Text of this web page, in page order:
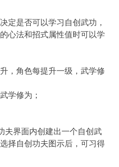
定是否可以学习自创武功，
心法和招式属性值时可以学
，角色每提升一级，武学修
学修为；
夫界面内创建出一个自创武
择自创功夫图示后，可习得